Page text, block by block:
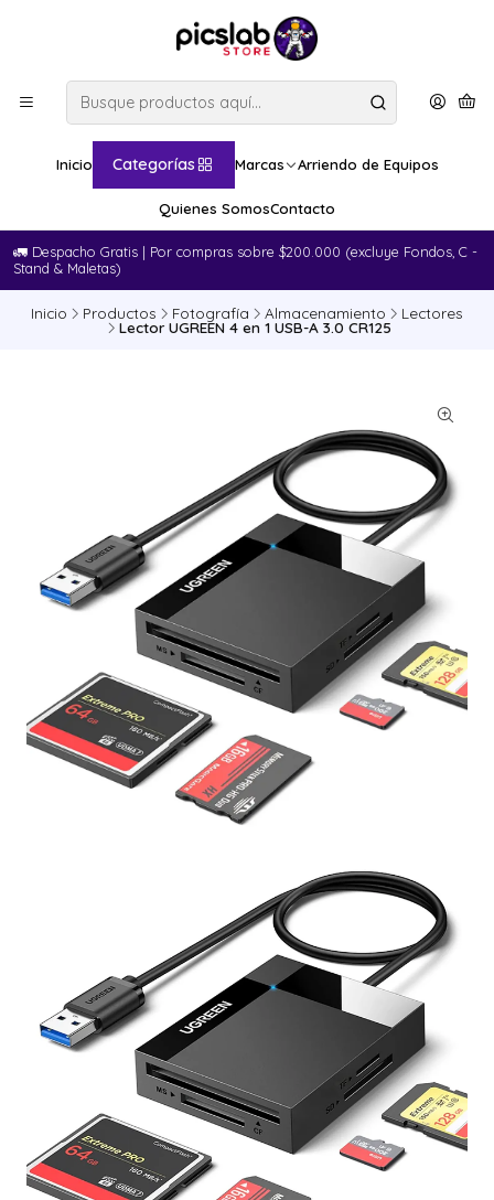
Inicio Categorías Marcas Arriendo de Equipos
Quienes SomosContacto
🚛​ Despacho Gratis | Por compras sobre $200.000 (excluye Fondos, C -
Stand & Maletas)
Inicio Productos Fotografía Almacenamiento Lectores
Lector UGREEN 4 en 1 USB-A 3.0 CR125